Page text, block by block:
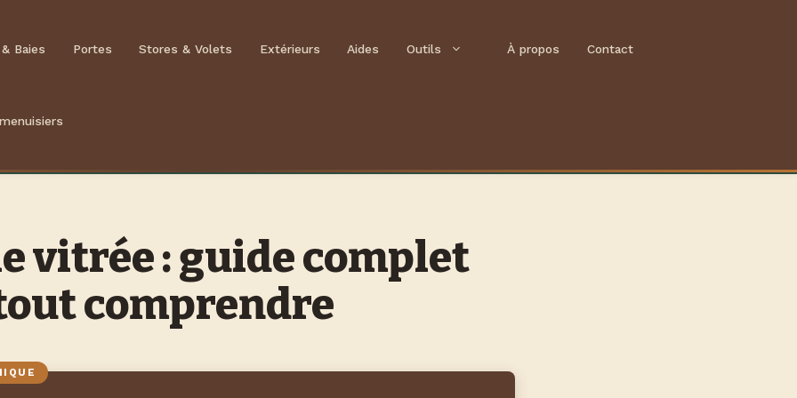
Baies Portes Stores & Volets Extérieurs Aides Outils À propos Contact
vitrée : guide complet
comprendre